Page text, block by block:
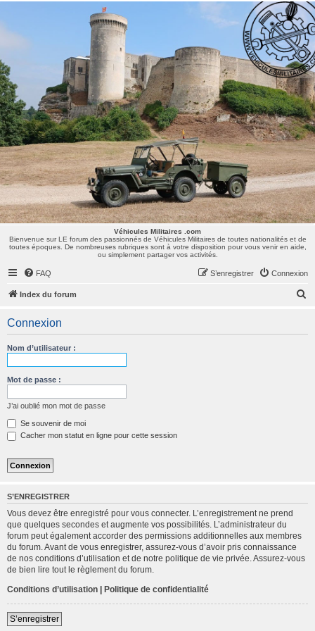
Véhicules Militaires .com
Bienvenue sur LE forum des passionnés de Véhicules Militaires de toutes nationalités et de
toutes époques. De nombreuses rubriques sont à votre disposition pour vous venir en aide,
ou simplement partager vos activités.
Véhicules Militaires .com
Bienvenue sur LE forum des passionnés de Véhicules Militaires de toutes nationalités et de
toutes époques. De nombreuses rubriques sont à votre disposition pour vous venir en aide,
ou simplement partager vos activités.
FAQ Connexion
S’enregistrer
Index du forum
Connexion
Nom d’utilisateur :
Mot de passe :
J’ai oublié mon mot de passe
Se souvenir de moi
Cacher mon statut en ligne pour cette session
S’ENREGISTRER
Vous devez être enregistré pour vous connecter. L’enregistrement ne prend
que quelques secondes et augmente vos possibilités. L’administrateur du
forum peut également accorder des permissions additionnelles aux membres
du forum. Avant de vous enregistrer, assurez-vous d’avoir pris connaissance
de nos conditions d’utilisation et de notre politique de vie privée. Assurez-vous
de bien lire tout le règlement du forum.
Conditions d’utilisation | Politique de confidentialité
S’enregistrer